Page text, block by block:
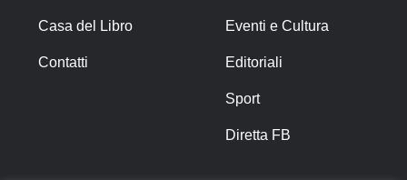
Casa del Libro
Contatti
Eventi e Cultura
Editoriali
Sport
Diretta FB